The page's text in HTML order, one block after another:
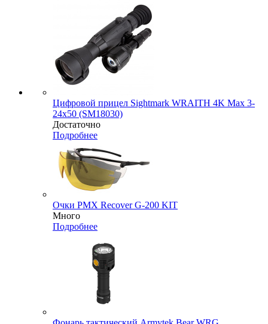
Цифровой прицел Sightmark WRAITH 4K Max 3-
24x50 (SM18030)
Достаточно
Подробнее
Очки PMX Recover G-200 KIT
Много
Подробнее